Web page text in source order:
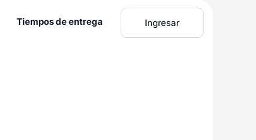
Tiempos de entrega Ingresar